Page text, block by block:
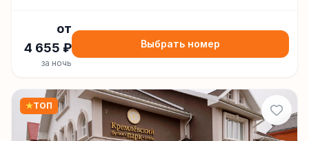
от
4 655 ₽
за ночь
Выбрать номер
★ТОП